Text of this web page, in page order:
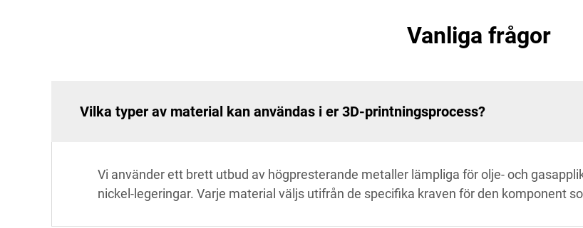
Vanliga frågor
Vilka typer av material kan användas i er 3D-printningsprocess?
Vi använder ett brett utbud av högpresterande metaller lämpliga för olje- och
nickel-legeringar. Varje material väljs utifrån de specifika kraven för den komponent